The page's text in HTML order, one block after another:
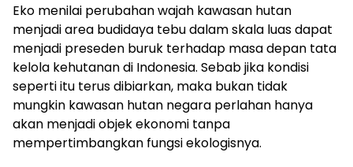
Eko menilai perubahan wajah kawasan hutan
menjadi area budidaya tebu dalam skala luas dapat
menjadi preseden buruk terhadap masa depan tata
kelola kehutanan di Indonesia. Sebab jika kondisi
seperti itu terus dibiarkan, maka bukan tidak
mungkin kawasan hutan negara perlahan hanya
akan menjadi objek ekonomi tanpa
mempertimbangkan fungsi ekologisnya.